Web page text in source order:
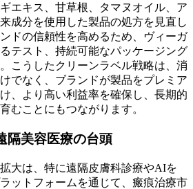
エキス、甘草根、タマヌオイル、ア
成分を使用した製品の処方を見直し
ドの信頼性を高めるため、ヴィーガ
テスト、持続可能なパッケージング
こうしたクリーンラベル戦略は、消
でなく、ブランドが製品をプレミア
、より高い利益率を確保し、長期的
むことにもつながります。
隔美容医療の台頭
大は、特に遠隔皮膚科診療やAIを
ットフォームを通じて、瘢痕治療市